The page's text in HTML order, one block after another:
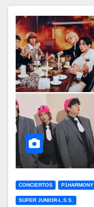
CONCIERTOS P1HARMONY
SUPER JUNIOR-L.S.S.